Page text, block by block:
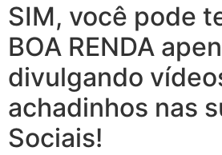
SIM, você pode
BOA RENDA
divulgando
achadinhos nas
Sociais!